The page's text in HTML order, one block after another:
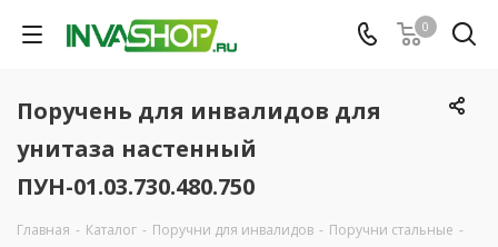
0
Поручень для инвалидов для
унитаза настенный
ПУН-01.03.730.480.750
Главная - Каталог - Поручни для инвалидов - Поручни стальные -